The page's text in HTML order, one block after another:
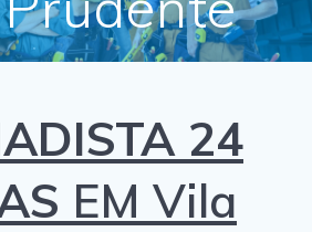
24
EM Vila